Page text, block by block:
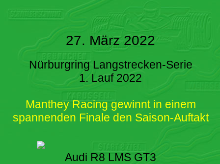
27. März 2022
Nürburgring Langstrecken-Serie
1. Lauf 2022
Manthey Racing gewinnt in einem
spannenden Finale den Saison-Auftakt
Audi R8 LMS GT3